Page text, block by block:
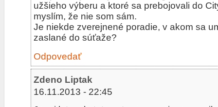
myslím, že nie som sám.
Je niekde zverejnené poradie, v akom sa
zaslané do súťaže?
Zdeno Liptak
16.11.2013 - 22:45